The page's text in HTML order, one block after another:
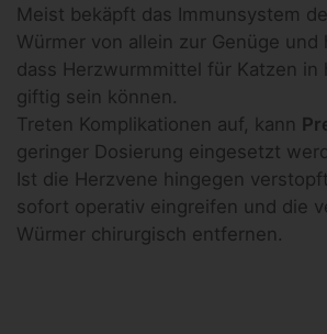
Meist bekäpft das Immunsystem
Würmer von allein zur Genüge und
dass Herzwurmmittel für Katzen in
giftig sein können.
Treten Komplikationen auf, kann
geringer Dosierung eingesetzt
Ist die Herzvene hingegen
sofort operativ eingreifen und die
Würmer chirurgisch entfernen.